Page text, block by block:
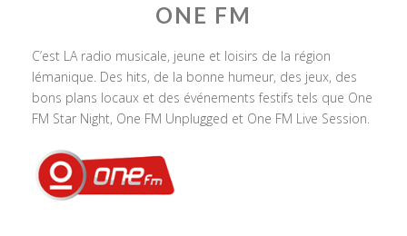
ONE FM
C’est LA radio musicale, jeune et loisirs de la région
lémanique. Des hits, de la bonne humeur, des jeux, des
bons plans locaux et des événements festifs tels que One
FM Star Night, One FM Unplugged et One FM Live Session.